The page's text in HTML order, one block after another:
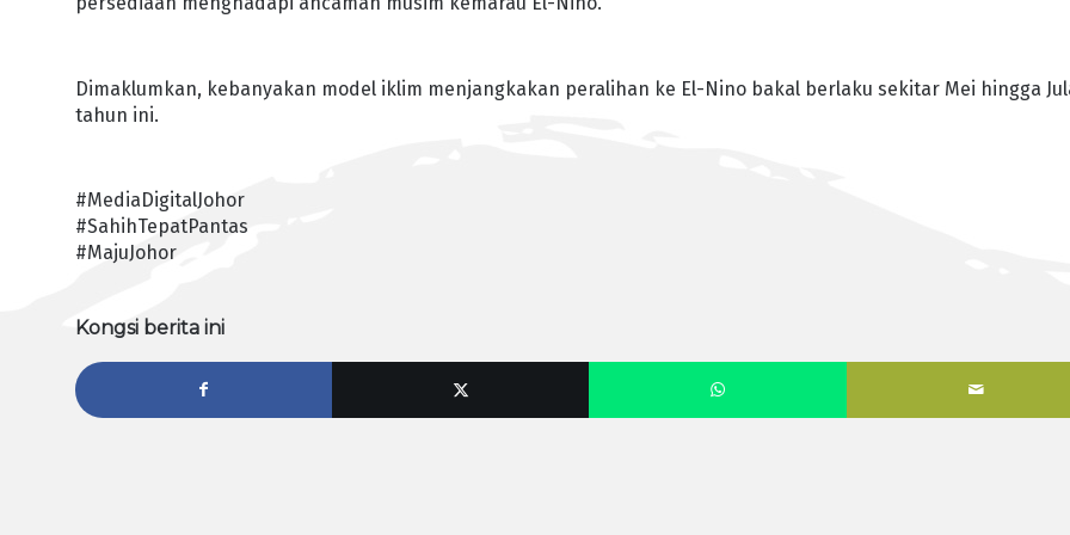
Dimaklumkan, kebanyakan model iklim menjangkakan peralihan ke El-Nino bakal berlaku sekitar Mei hingga
tahun ini.
#MediaDigitalJohor
#SahihTepatPantas
#MajuJohor
Kongsi berita ini